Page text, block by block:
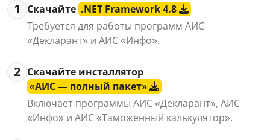
1 Скачайте .NET Framework 4.8
Требуется для работы программ АИС
«Декларант» и АИС «Инфо».
2 Скачайте инсталлятор
«АИС — полный пакет»
Включает программы АИС «Декларант», АИС
«Инфо» и АИС «Таможенный калькулятор».